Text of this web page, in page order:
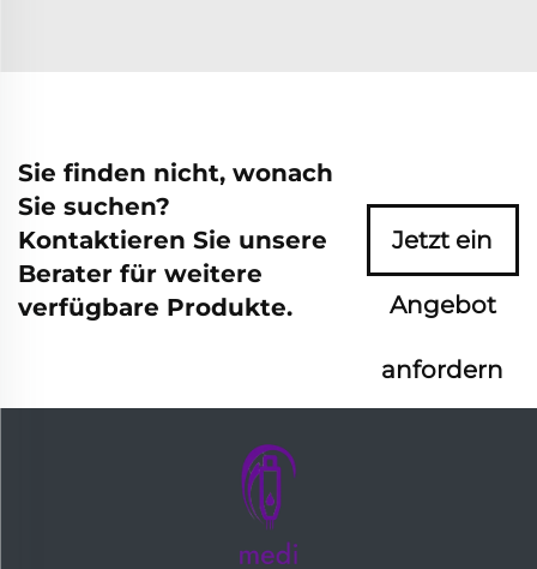
Sie finden nicht, wonach
Sie suchen?
Kontaktieren Sie unsere
Berater für weitere
verfügbare Produkte.
Jetzt ein
Angebot
anfordern